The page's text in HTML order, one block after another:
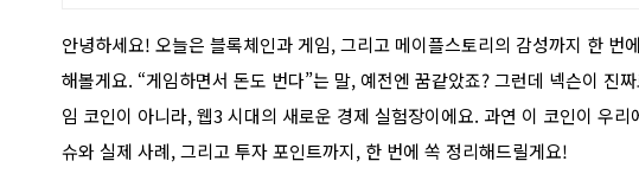
안녕하세요! 오늘은 블록체인과 게임, 그리고 메이플스토리의 감성까지 한 번
해볼게요. “게임하면서 돈도 번다”는 말, 예전엔 꿈같았죠? 그런데 넥슨이 진
임 코인이 아니라, 웹3 시대의 새로운 경제 실험장이에요. 과연 이 코인이 우
슈와 실제 사례, 그리고 투자 포인트까지, 한 번에 쏙 정리해드릴게요!